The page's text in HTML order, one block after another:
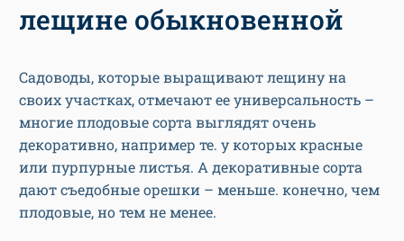
лещине обыкновенной
Садоводы, которые выращивают лещину на
своих участках, отмечают ее универсальность –
многие плодовые сорта выглядят очень
декоративно, например те. у которых красные
или пурпурные листья. А декоративные сорта
дают съедобные орешки – меньше. конечно, чем
плодовые, но тем не менее.